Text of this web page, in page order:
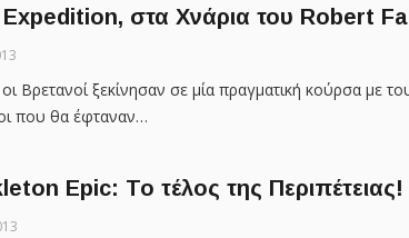
στα Χνάρια του Robert
Βρετανοί ξεκίνησαν σε μία πραγματική κούρσα με
που θα έφταναν…
Epic: Το τέλος της